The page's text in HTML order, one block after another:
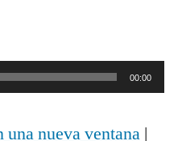
00:00
una nueva ventana |